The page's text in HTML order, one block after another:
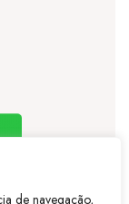
de navegação,